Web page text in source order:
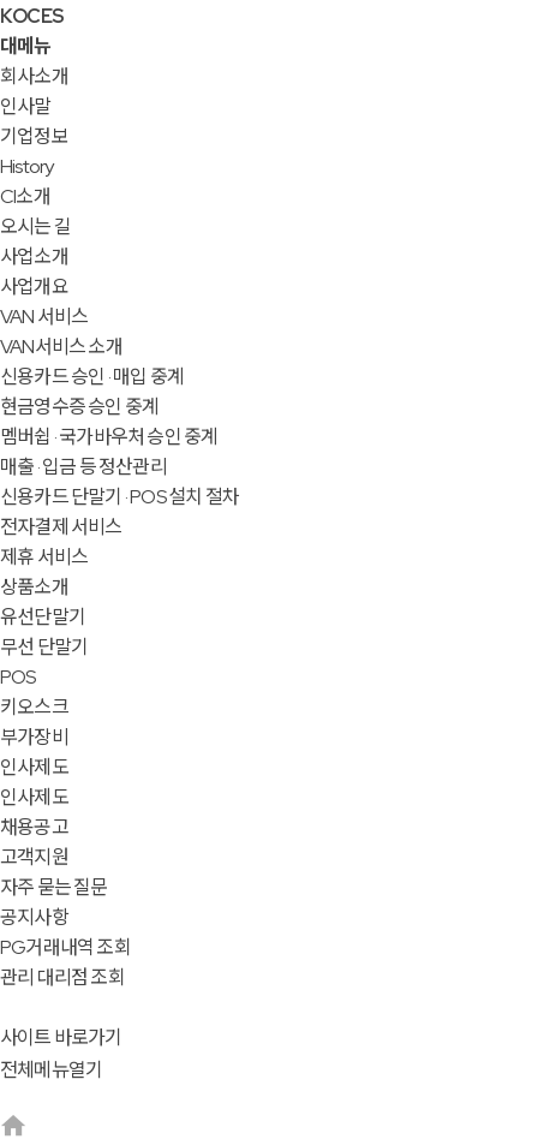
KOCES
대메뉴
회사소개
인사말
기업정보
History
CI소개
오시는 길
사업소개
사업개요
VAN 서비스
VAN서비스 소개
신용카드 승인 · 매입 중계
현금영수증 승인 중계
멤버쉽 · 국가바우처 승인 중계
매출 · 입금 등 정산관리
신용카드 단말기 · POS 설치 절차
전자결제 서비스
제휴 서비스
상품소개
유선단말기
무선 단말기
POS
키오스크
부가장비
인사제도
인사제도
채용공고
고객지원
자주 묻는 질문
공지사항
PG거래내역 조회
관리 대리점 조회
사이트 바로가기
전체메뉴열기